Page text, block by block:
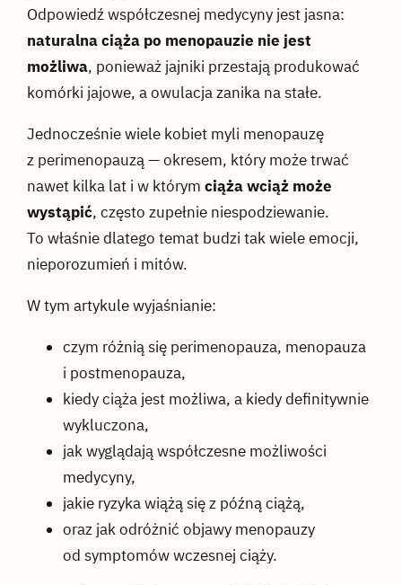
Odpowiedź współczesnej medycyny jest jasna:
naturalna ciąża po menopauzie nie jest
możliwa, ponieważ jajniki przestają produkować
komórki jajowe, a owulacja zanika na stałe.
Jednocześnie wiele kobiet myli menopauzę
z perimenopauzą — okresem, który może trwać
nawet kilka lat i w którymciąża wciąż może
wystąpić, często zupełnie niespodziewanie.
To właśnie dlatego temat budzi tak wiele emocji,
nieporozumień i mitów.
W tym artykule wyjaśnianie:
czym różnią się perimenopauza, menopauza
i postmenopauza,
kiedy ciąża jest możliwa, a kiedy definitywnie
wykluczona,
jak wyglądają współczesne możliwości
medycyny,
jakie ryzyka wiążą się z późną ciążą,
oraz jak odróżnić objawy menopauzy
od symptomów wczesnej ciąży.